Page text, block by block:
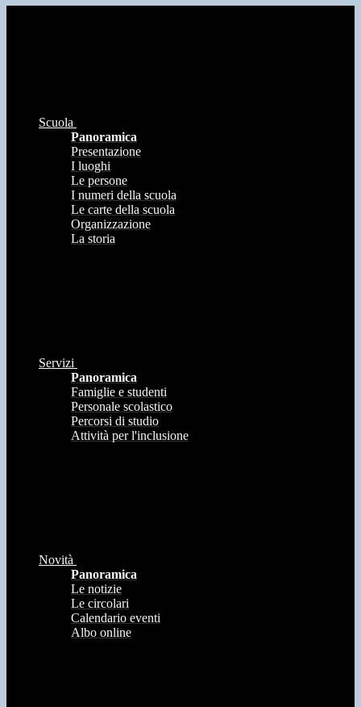
Scuola
Panoramica
Presentazione
I luoghi
Le persone
I numeri della scuola
Le carte della scuola
Organizzazione
La storia
Servizi
Panoramica
Famiglie e studenti
Personale scolastico
Percorsi di studio
Attività per l'inclusione
Novità
Panoramica
Le notizie
Le circolari
Calendario eventi
Albo online